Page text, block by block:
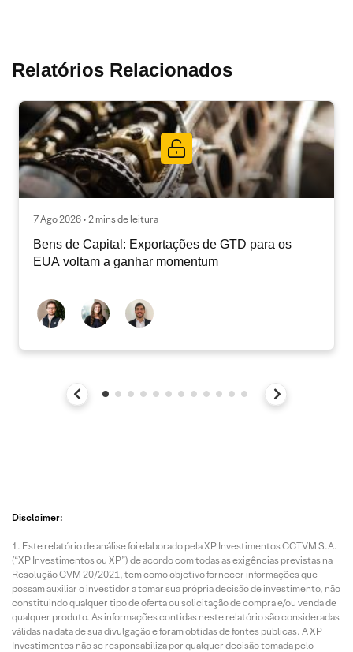
Relatórios Relacionados
7 Ago 2026 • 2 mins de leitura
Bens de Capital: Exportações de GTD para os
EUA voltam a ganhar momentum
Disclaimer:
Este relatório de análise foi elaborado pela XP Investimentos CCTVM S.A.
(“XP Investimentos ou XP”) de acordo com todas as exigências previstas na
Resolução CVM 20/2021, tem como objetivo fornecer informações que
possam auxiliar o investidor a tomar sua própria decisão de investimento, não
constituindo qualquer tipo de oferta ou solicitação de compra e/ou venda de
qualquer produto. As informações contidas neste relatório são consideradas
válidas na data de sua divulgação e foram obtidas de fontes públicas. A XP
Investimentos não se responsabiliza por qualquer decisão tomada pelo